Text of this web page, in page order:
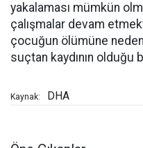
yakalaması mümkün
çalışmalar devam
çocuğun ölümüne
suçtan kaydının olduğu
Kaynak: DHA